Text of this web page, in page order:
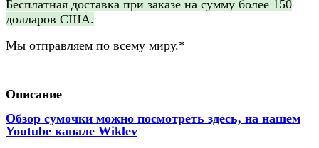
Бесплатная доставка при заказе на сумму более 150
долларов США.
Мы отправляем по всему миру.*
Описание
Обзор сумочки можно посмотреть здесь, на нашем
Youtube канале Wiklev